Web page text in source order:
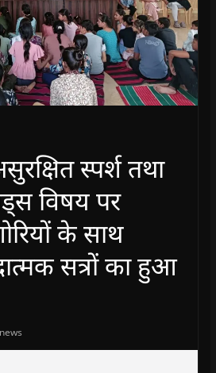
स्पर्श तथा
विषय पर
के साथ
सत्रों का हुआ